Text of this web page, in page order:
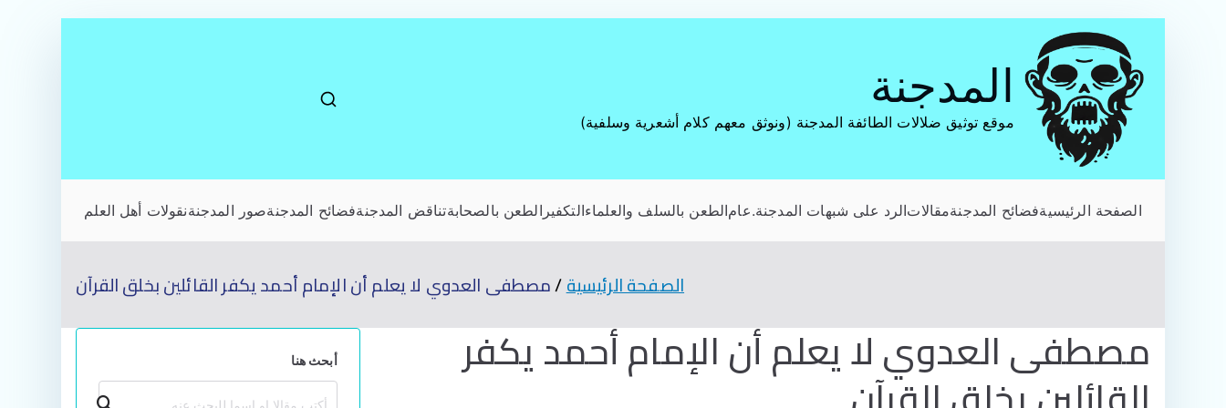
المحتوى
المدجنة
موقع توثيق ضلالات الطائفة المدجنة (ونوثق معهم كلام أشعرية وسلفية)
الصفحة الرئيسيةفضائح المدجنةمقالاتالرد على شبهات المدجنة.عامالطعن بالسلف والعلماءالتكفير الطعن بالصحابةتناقض المدجنةفضائح المدجنةصور المدجنةنقولات أهل العلم
الصفحة الرئيسية مصطفى العدوي لا يعلم أن الإمام أحمد يكفر القائلين بخلق القرآن
مصطفى العدوي لا يعلم أن الإمام أحمد يكفر أبحث هنا
بحث